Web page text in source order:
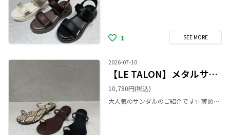
1 SEE MORE
2026-07-10
【LE TALON】メタルサムリングサンダル
10,780円(税込)
大人気のサンダルのご紹介です✨ 薄めのソールなのにクッション性がとても高く、リピーターさんも多いサンダルです♪ キレイめにもカジュアルにも合わせられる上品なデザインも特徴です💫 暑い日が続くこれからの季節、楽に履けるこのサンダルで、オシャレを楽しんでみませんか？💖 店頭でお待ちしております✨